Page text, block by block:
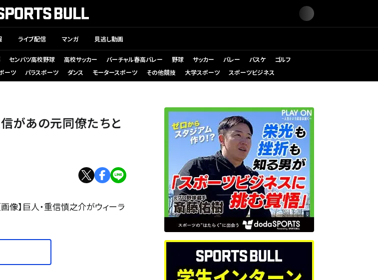
ライブ配信 マンガ 見逃し動画
センバツ高校野球 高校サッカー バーチャル春高バレー 野球 サッカー バレー バスケ
ゴルフ
ーツ パラスポーツ ダンス モータースポーツ その他競技 大学スポーツ スポーツビジネス
信があの元同僚たちと
像】巨人・重信慎之介がウィーラ